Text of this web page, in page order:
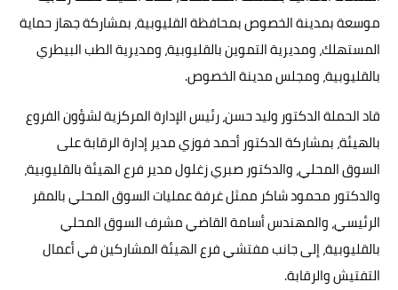
موسعة بمدينة الخصوص بمحافظة القليوبية، بمشاركة جهاز حماية
المستهلك، ومديرية التموين بالقليوبية، ومديرية الطب البيطري
بالقليوبية، ومجلس مدينة الخصوص.
قاد الحملة الدكتور وليد حسن، رئيس الإدارة المركزية لشؤون الفروع
بالهيئة، بمشاركة الدكتور أحمد فوزي مدير إدارة الرقابة على
السوق المحلي، والدكتور صبري زغلول مدير فرع الهيئة بالقليوبية،
والدكتور محمود شاكر ممثل غرفة عمليات السوق المحلي بالمقر
الرئيسي، والمهندس أسامة القاضي مشرف السوق المحلي
بالقليوبية، إلى جانب مفتشي فرع الهيئة المشاركين في أعمال
التفتيش والرقابة.